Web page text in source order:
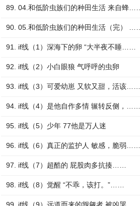
89. 04.和低阶虫族们的种田生活 来自蜂……
90. 05.和低阶虫族们的种田生活（完） ……
91. if线（1）深海下的卵 “大半夜不睡……
92. if线（2）小白眼狼 气呼呼的虫卵
93. if线（3）可爱幼崽 又软又甜，活该……
94. if线（4）是他自作多情 辗转反侧，……
95. if线（5）少年 77他是万人迷
96. if线（6）真正的监护人 敏感，脆弱……
97. if线（7）超酷的 屁股肉多抗揍……
98. if线（8）觉醒 “不乖，该打。”……